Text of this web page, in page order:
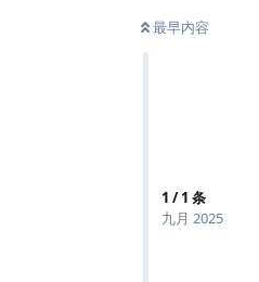
最早内容
1 /1 条
九月 2025